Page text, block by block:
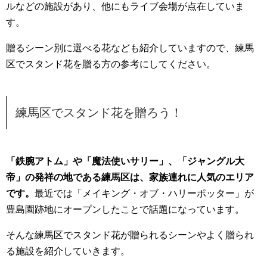
ルなどの施設があり、他にもライブ会場が点在していま
す。
贈るシーン別に選べる花なども紹介していますので、練馬
区でスタンド花を贈る方の参考にしてください。
練馬区でスタンド花を贈ろう！
「鉄腕アトム」や「魔法使いサリー」、「ジャングル大
帝」の発祥の地である練馬区は、家族連れに人気のエリア
です。 最近では「メイキング・オブ・ハリーポッター」が
豊島園跡地にオープンしたことで話題になっています。
そんな練馬区でスタンド花が贈られるシーンやよく贈られ
る施設を紹介していきます。